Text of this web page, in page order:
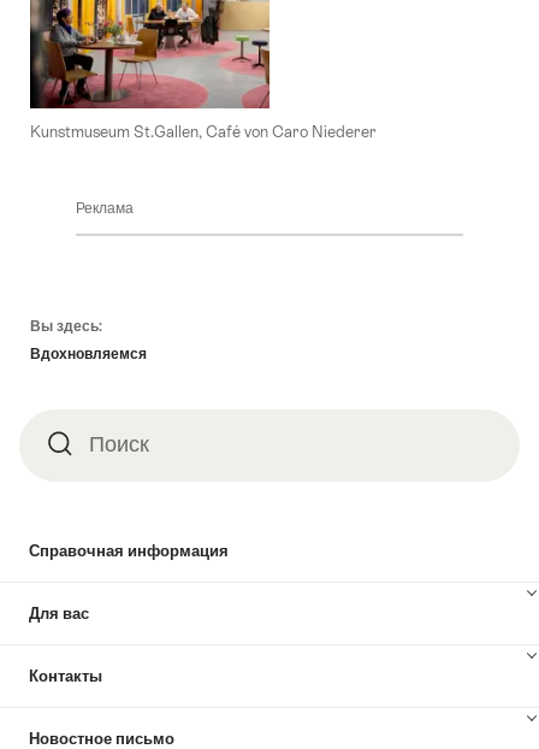
Kunstmuseum St.Gallen, Café von Caro Niederer
Реклама
Вы здесь:
Вдохновляемся
ПоискПоиск
Справочная информация
Для вас
Контакты
Новостное письмо